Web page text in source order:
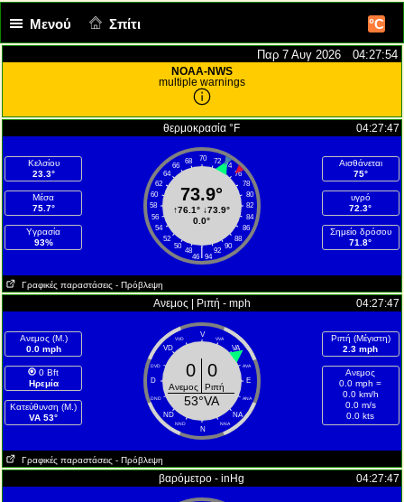
Μενού Σπίτι °C
Παρ 7 Αυγ 2026 04:27:55
NOAA-NWS
multiple warnings
θερμοκρασία °F 04:27:47
Κελσίου
23.3°
Μέσα
75.7°
Υγρασία
93%
70
68 72
66
74
64
76
62
78
60
80
58
82
56
84
54
86
52
88
50
90
48 92
46 94
|
73.9°
↑76.1° ↓73.9°
0.0°
Αισθάνεται
75°
υγρό
72.3°
Σημείο δρόσου
71.8°
Γραφικές παραστάσεις - Πρόβλεψη
Ανεμος | Ριπή - mph 04:27:47
Ανεμος (Μ.)
0.0 mph
0 Bft
Ηρεμία
Κατεύθυνση (Μ.)
VA 53°
V
VD
VA
D E
ND
NA
N
VVD VVA
DVD AVA
DND ANA
NND NNA
0 0
Ανεμος Ριπή
53°VA
Ριπή (Μέγιστη)
2.3 mph
Ανεμος
0.0 mph =
0.0 km/h
0.0 m/s
0.0 kts
Γραφικές παραστάσεις - Πρόβλεψη
βαρόμετρο - inHg 04:27:47